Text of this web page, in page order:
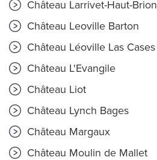
Château Larrivet-Haut-Brion
Château Leoville Barton
Château Léoville Las Cases
Château L'Evangile
Château Liot
Château Lynch Bages
Château Margaux
Château Moulin de Mallet